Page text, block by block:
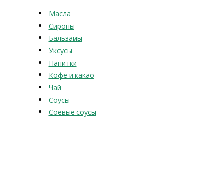
Масла
Сиропы
Бальзамы
Уксусы
Напитки
Кофе и какао
Чай
Соусы
Соевые соусы